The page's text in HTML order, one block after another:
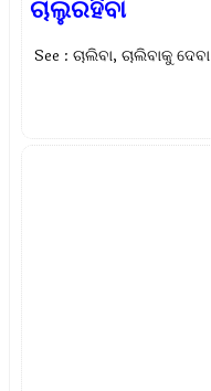
ଚାଲୁରହିବା
See : ଚାଲିବା, ଚାଲିବାକୁ ଦେବା